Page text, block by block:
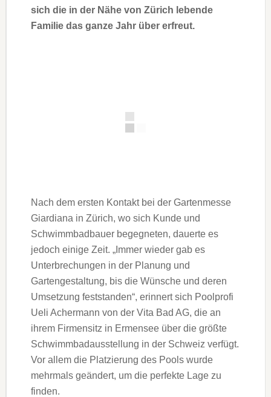
sich die in der Nähe von Zürich lebende
Familie das ganze Jahr über erfreut.
Nach dem ersten Kontakt bei der Gartenmesse
Giardiana in Zürich, wo sich Kunde und
Schwimmbadbauer begegneten, dauerte es
jedoch einige Zeit. „Immer wieder gab es
Unterbrechungen in der Planung und
Gartengestaltung, bis die Wünsche und deren
Umsetzung feststanden“, erinnert sich Poolprofi
Ueli Achermann von der Vita Bad AG, die an
ihrem Firmensitz in Ermensee über die größte
Schwimmbadausstellung in der Schweiz verfügt.
Vor allem die Platzierung des Pools wurde
mehrmals geändert, um die perfekte Lage zu
finden.